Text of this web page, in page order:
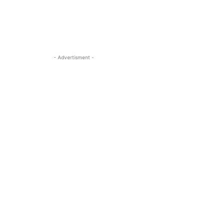
- Advertisment -